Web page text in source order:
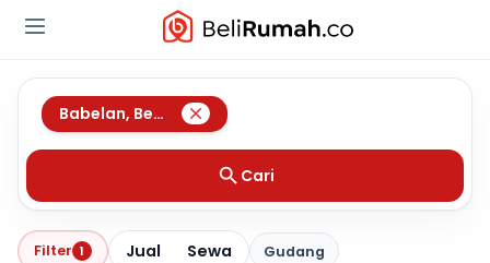
Babelan, Bekasi
Cari
Filter 1 Jual Sewa Gudang